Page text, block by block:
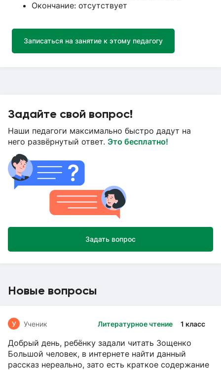
Окончание: отсутствует
Записаться на занятие к этому педагогу
Задайте свой вопрос!
Наши педагоги максимально быстро дадут на
него развёрнутый ответ. Это бесплатно!
Задать вопрос
Новые вопросы
Литературное чтение 1 класс
У Ученик
Добрый день, ребёнку задали читать Зощенко
Большой человек, в интернете найти данный
рассказ нереально, зато есть краткое содержание